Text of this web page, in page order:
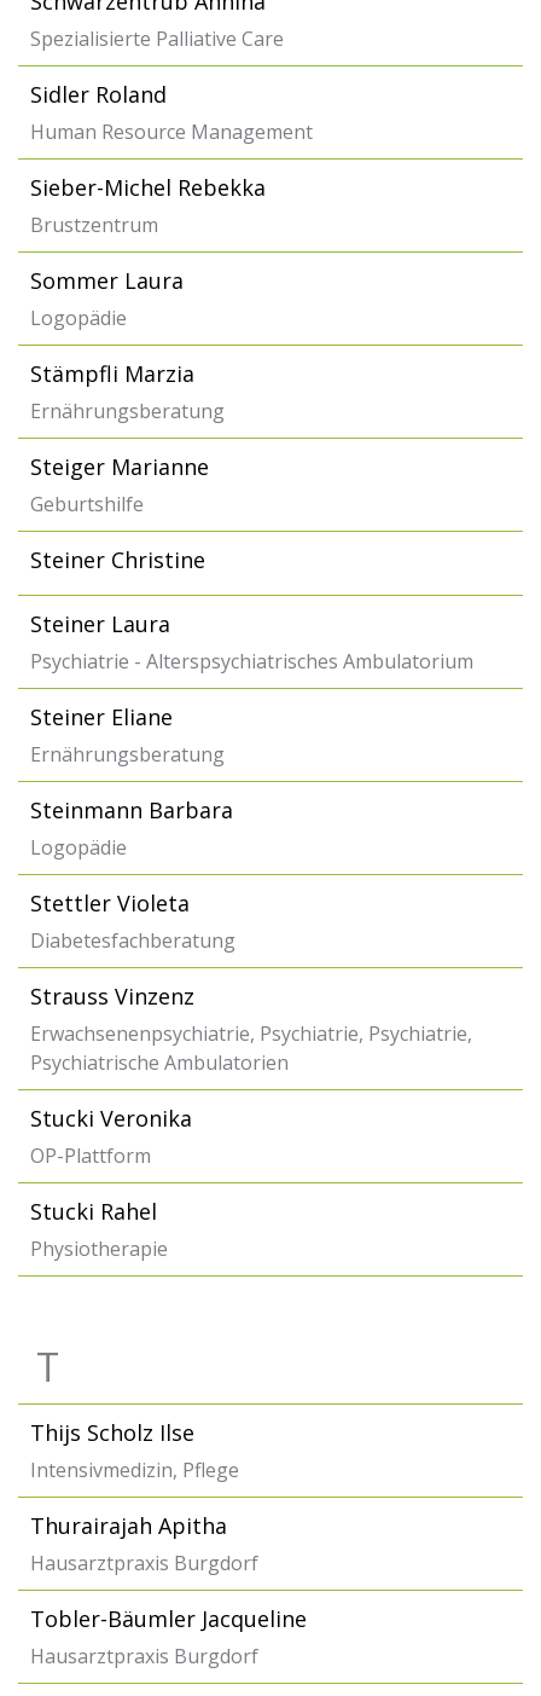
Spezialisierte Palliative Care
Sidler Roland
Human Resource Management
Sieber-Michel Rebekka
Brustzentrum
Sommer Laura
Logopädie
Stämpfli Marzia
Ernährungsberatung
Steiger Marianne
Geburtshilfe
Steiner Christine
Steiner Laura
Psychiatrie - Alterspsychiatrisches Ambulatorium
Steiner Eliane
Ernährungsberatung
Steinmann Barbara
Logopädie
Stettler Violeta
Diabetesfachberatung
Strauss Vinzenz
Erwachsenenpsychiatrie, Psychiatrie, Psychiatrie,
Psychiatrische Ambulatorien
Stucki Veronika
OP-Plattform
Stucki Rahel
Physiotherapie
T
Thijs Scholz Ilse
Intensivmedizin, Pflege
Thurairajah Apitha
Hausarztpraxis Burgdorf
Tobler-Bäumler Jacqueline
Hausarztpraxis Burgdorf